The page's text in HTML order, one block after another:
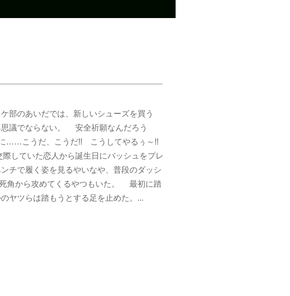
のあいだでは、新しいシューズを買う
議でならない。 安全祈願なんだろう
こうだ、こうだ!! こうしてやるぅ～!!
ていた恋人から誕生日にバッシュをプレ
チで履く姿を見るやいなや、普段のダッシ
角から攻めてくるやつもいた。 最初に踏
ヤツらは踏もうとする足を止めた。...